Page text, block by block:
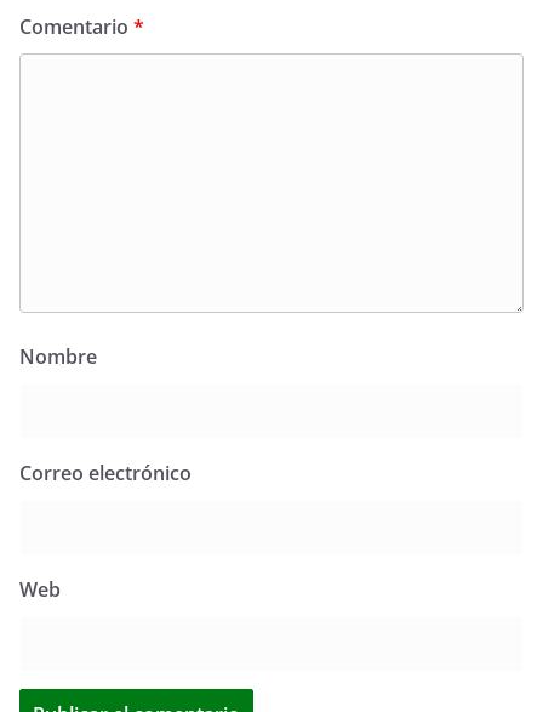
Comentario *
Nombre
Correo electrónico
Web